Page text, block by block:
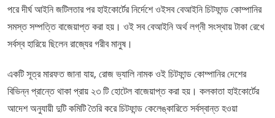
পরে দীর্ঘ আইনি জটিলতার পর হাইকোর্টের নির্দেশে ওইসব বেআইনি চিটফান্ড কোম্পানির
সমস্ত সম্পত্তি বাজেয়াপ্ত করা হয়। ওই সব বেআইনি অর্থ লগ্নী সংস্থায় টাকা রেখে
সর্বস্ব হারিয়ে ছিলেন রাজ্যের গরীব মানুষ।
একটি সূত্র মারফত জানা যায়, রোজ ভ্যালি নামক ওই চিটফান্ড কোম্পানির দেশের
বিভিন্ন প্রান্তে থাকা প্রায় ২৩ টি হোটেল বাজেয়াপ্ত করা হয়। কলকাতা হাইকোর্টের
আদেশ অনুযায়ী দুটি কমিটি তৈরি করে চিটফান্ড কেলেঙ্কারিতে সর্বস্বান্ত হওয়া